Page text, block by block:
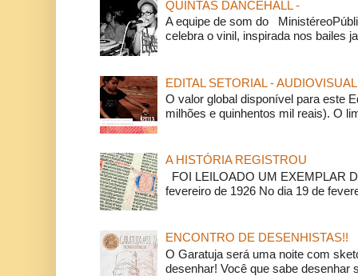
QUINTAS DANCEHALL -
A equipe de som do
celebra o vinil, inspirada nos bailes
EDITAL SETORIAL - AUDIOVISUAL
O valor global disponível para este
milhões e quinhentos mil reais). O
A HISTÓRIA REGISTROU
FOI LEILOADO UM EXEMPLAR
fevereiro de 1926 No dia 19 de
ENCONTRO DE DESENHISTAS!!
O Garatuja será uma noite com
desenhar! Você que sabe desenhar